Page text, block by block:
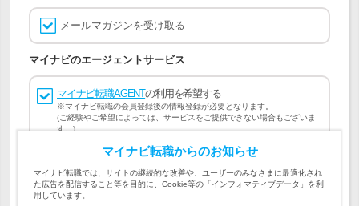
メールマガジンを受け取る
マイナビのエージェントサービス
マイナビ転職AGENTの利用を希望する
※マイナビ転職の会員登録後の情報登録が必要となります。
(ご経験やご希望によっては、サービスをご提供できない場合もございま
す。)
会員登録には マイナビ転職 会員規約
マイナビ転職AGENT
会員規約、マイナビ転職AGENT 個人情報の取り扱い および
個人情報の取り扱い
マイナビ転職からのお知らせ
マイナビ転職では、サイトの継続的な改善や、ユーザーのみなさまに最適化され
た広告を配信すること等を目的に、Cookie等の「インフォマティブデータ」を利
用しています。